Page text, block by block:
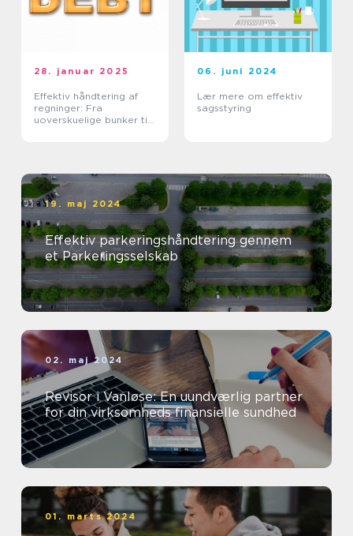
28. januar 2025
Effektiv håndtering af
regninger: Fra
uoverskuelige bunker til
06. juni 2024
Lær mere om effektiv
sagsstyring
19. maj 2024
Effektiv parkeringshåndtering gennem
et Parkeringsselskab
02. maj 2024
Revisor i Vanløse: En uundværlig partner
for din virksomheds finansielle sundhed
01. marts 2024